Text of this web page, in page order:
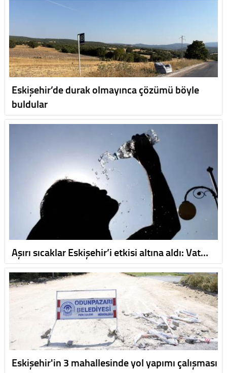
Eskişehir’de durak olmayınca çözümü böyle
buldular
Aşırı sıcaklar Eskişehir’i etkisi altına aldı: Vat…
Eskişehir'in 3 mahallesinde yol yapımı çalışması